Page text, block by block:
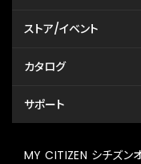
ストア/イベント
カタログ
サポート
MY CITIZEN シチズン